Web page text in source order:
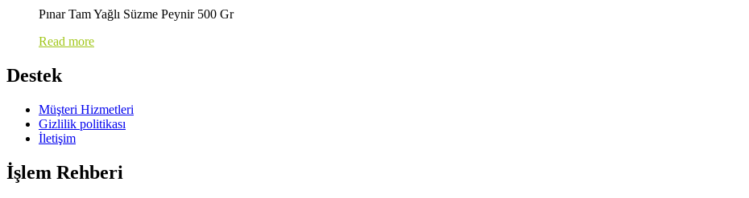
Pınar Tam Yağlı Süzme Peynir 500 Gr
Read more
Destek
Müşteri Hizmetleri
Gizlilik politikası
İletişim
İşlem Rehberi